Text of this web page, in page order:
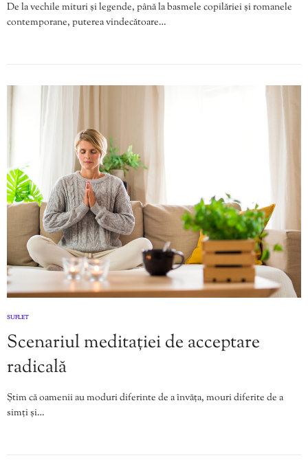
De la vechile mituri și legende, până la basmele copilăriei și romanele
contemporane, puterea vindecătoare…
SUFLET
Scenariul meditației de acceptare
radicală
Știm că oamenii au moduri diferinte de a învăța, mouri diferite de a
simți și…